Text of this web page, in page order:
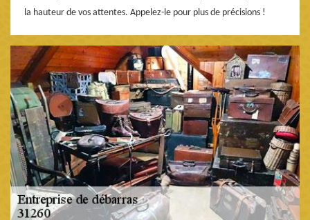
la hauteur de vos attentes. Appelez-le pour plus de précisions !